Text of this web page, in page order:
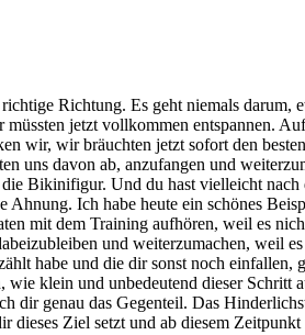
Richtung. Es geht niemals
jetzt vollkommen entspannen.
wir, wir bräuchten jetzt sofort den
uns davon ab, anzufangen und
Bikinifigur. Und du hast vielleicht
Ich habe heute ein schönes
mit dem Training aufhören, weil es
und weiterzumachen, weil
habe und die dir sonst noch
klein und unbedeutend dieser Schritt
dir genau das Gegenteil. Das
Ziel setzt und ab diesem